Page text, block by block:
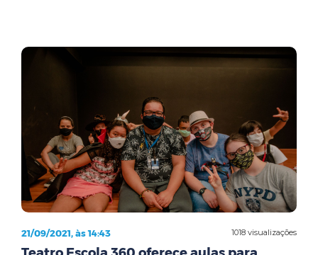
1018 visualizações
21/09/2021, às 14:43